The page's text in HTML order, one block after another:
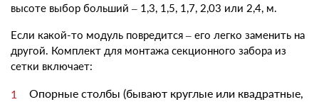
высоте выбор больший – 1,3, 1,5, 1,7, 2,03 или 2,4, м.
Если какой-то модуль повредится – его легко заменить на
другой. Комплект для монтажа секционного забора из
сетки включает:
Опорные столбы (бывают круглые или квадратные,